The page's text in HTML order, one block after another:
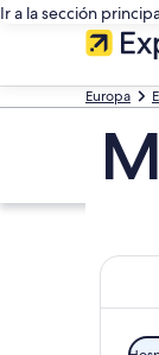
Ir a la sección
Europa